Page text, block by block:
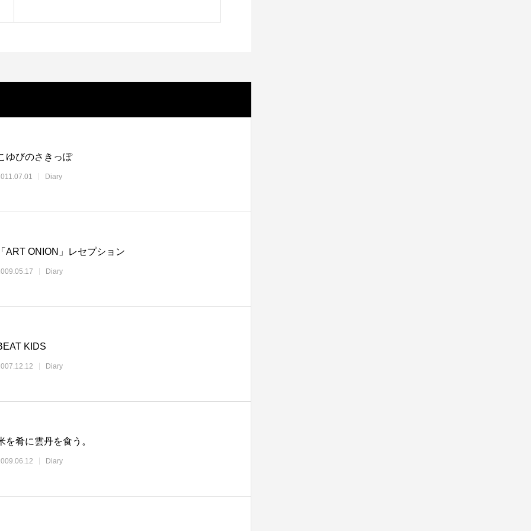
ゆびのさきっぽ
Diary
ART ONION」レセプション
Diary
KIDS
Diary
を肴に雲丹を食う。
Diary